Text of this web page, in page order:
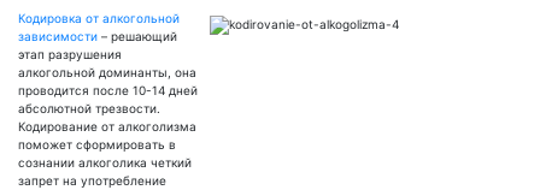
Кодировка от алкогольной
зависимости – решающий
этап разрушения
алкогольной доминанты, она
проводится после 10-14 дней
абсолютной трезвости.
Кодирование от алкоголизма
поможет сформировать в
сознании алкоголика четкий
запрет на употребление